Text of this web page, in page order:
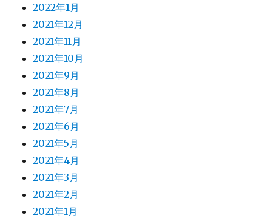
2022年1月
2021年12月
2021年11月
2021年10月
2021年9月
2021年8月
2021年7月
2021年6月
2021年5月
2021年4月
2021年3月
2021年2月
2021年1月